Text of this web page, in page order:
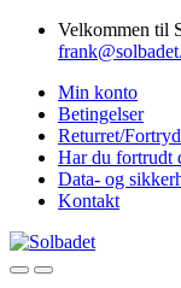
Skip
Skip
Velkommen til
Min konto
Betingelser
Returret/
Har du fortrudt
Data- og
Kontakt
OpenClose